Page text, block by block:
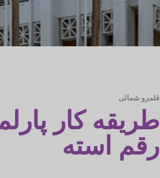
قلمرو شمالی
طریقه کار
رقم استه